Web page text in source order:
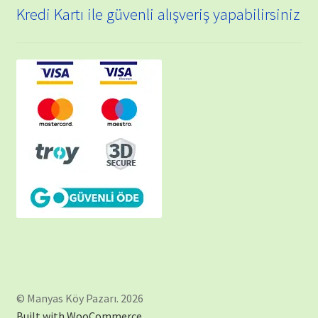
Kredi Kartı ile güvenli alışveriş yapabilirsiniz
© Manyas Köy Pazarı. 2026